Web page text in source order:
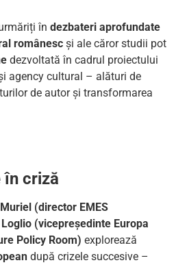
în dezbateri aprofundate
românesc și ale căror studii pot
dezvoltată în cadrul proiectului
agency cultural – alături de
de autor și transformarea
în criză
(director EMES
(vicepreședinte Europa
Policy Room) explorează
după crizele succesive –